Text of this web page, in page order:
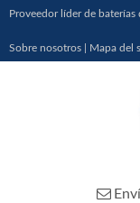
Proveedor líder de
Sobre nosotros Mapa del
